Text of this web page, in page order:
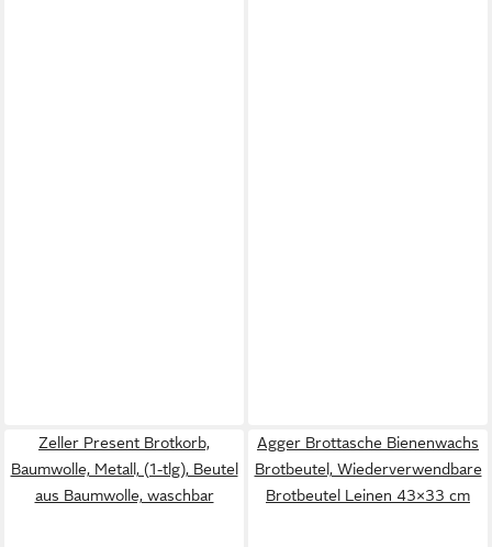
Zeller Present Brotkorb,
Baumwolle, Metall, (1-tlg), Beutel
aus Baumwolle, waschbar
Agger Brottasche Bienenwachs
Brotbeutel, Wiederverwendbare
Brotbeutel Leinen 43×33 cm